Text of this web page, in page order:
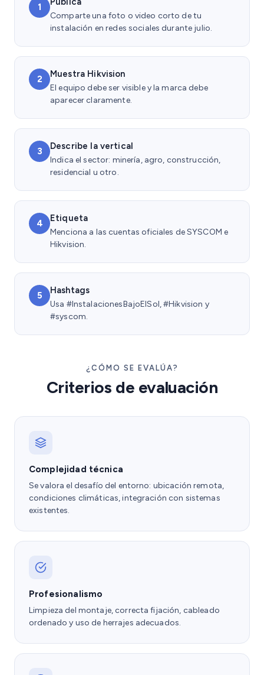
1
Comparte una foto o video corto de tu
instalación en redes sociales durante julio.
2 Muestra Hikvision
El equipo debe ser visible y la marca debe
aparecer claramente.
3 Describe la vertical
Indica el sector: minería, agro, construcción,
residencial u otro.
4 Etiqueta
Menciona a las cuentas oficiales de SYSCOM e
Hikvision.
5 Hashtags
Usa #InstalacionesBajoElSol, #Hikvision y
#syscom.
¿CÓMO SE EVALÚA?
Criterios de evaluación
Complejidad técnica
Se valora el desafío del entorno: ubicación remota,
condiciones climáticas, integración con sistemas
existentes.
Profesionalismo
Limpieza del montaje, correcta fijación, cableado
ordenado y uso de herrajes adecuados.